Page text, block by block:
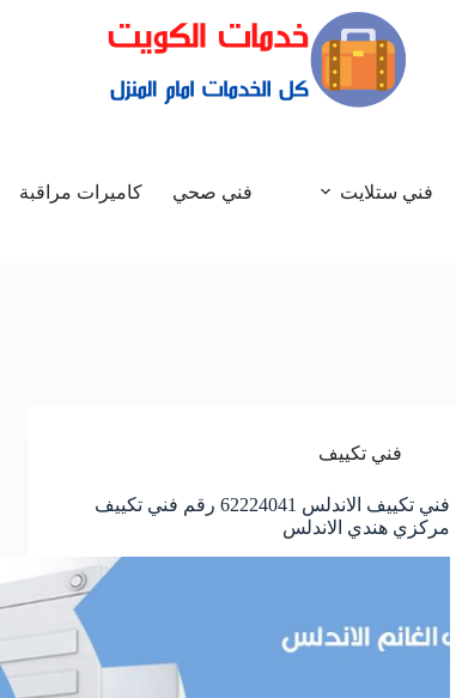
فني ستلايت فني صحي كاميرات مراقبة
فني تكييف
فني تكييف الاندلس 62224041 رقم فني تكييف
مركزي هندي الاندلس